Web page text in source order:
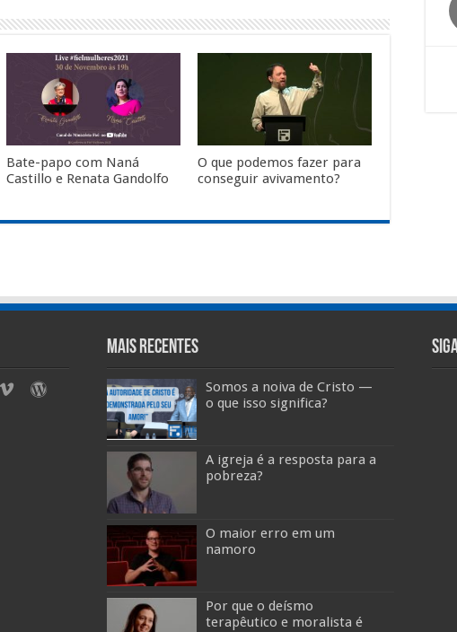
Bate-papo com Naná
Castillo e Renata Gandolfo
O que podemos fazer para
conseguir avivamento?
Mais Recentes
Somos a noiva de Cristo —
o que isso significa?
A igreja é a resposta para a
pobreza?
O maior erro em um
namoro
Por que o deísmo
terapêutico e moralista é